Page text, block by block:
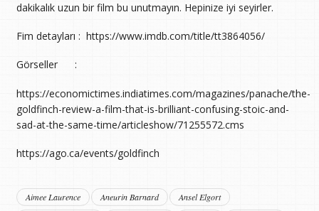
dakikalık uzun bir film bu unutmayın. Hepinize iyi seyirler.
Fim detayları : https://www.imdb.com/title/tt3864056/
Görseller :
https://economictimes.indiatimes.com/magazines/panache/the-
goldfinch-review-a-film-that-is-brilliant-confusing-stoic-and-
sad-at-the-same-time/articleshow/71255572.cms
https://ago.ca/events/goldfinch
Aimee Laurence Aneurin Barnard
Ansel Elgort